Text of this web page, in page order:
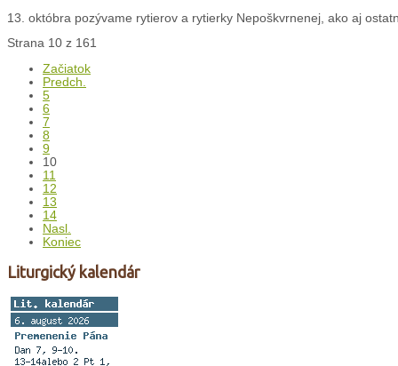
13. októbra pozývame rytierov a rytierky Nepoškvrnenej, ako aj
Strana 10 z 161
Začiatok
Predch.
5
6
7
8
9
10
11
12
13
14
Nasl.
Koniec
Liturgický kalendár